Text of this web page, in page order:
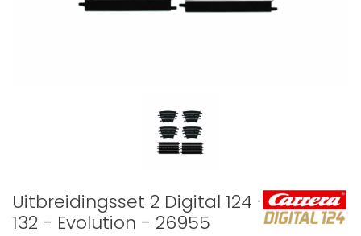
Uitbreidingsset 2 Digital 124 -
132 - Evolution - 26955